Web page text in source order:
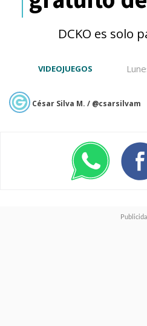
DCKO es solo
VIDEOJUEGOS
César Silva M. / @csarsilvam